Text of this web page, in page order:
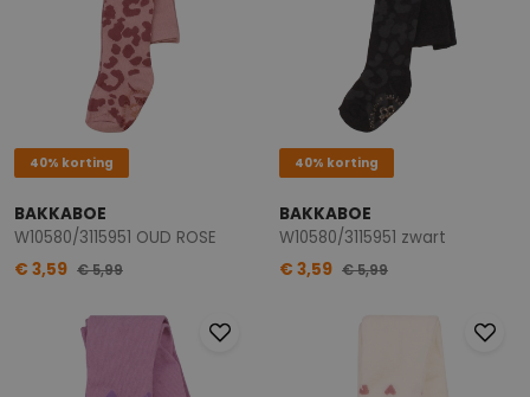
40% korting
BAKKABOE
W10580/3115951 OUD ROSE
€ 3,59 € 5,99
40% korting
BAKKABOE
W10580/3115951 zwart
€ 3,59 € 5,99